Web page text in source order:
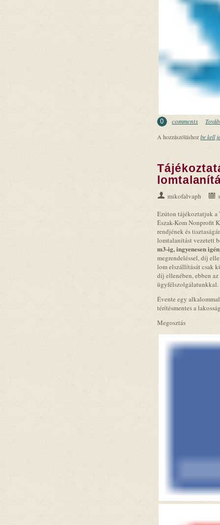
0 comments
A hozzászóláshozbe kell
mikofalvaph
Ezúton tájékoztatjuk a
Észak-Kom Nonprofit
rendjének és
lomtalanítást vezetett
m3-ig, ingyenesen
megrendeléssel, díj
lom elszállítását csak
díj ellenében, ebben
ügyfélszolgálatunkkal.
Évente egy
térítésmentes a
Megosztás